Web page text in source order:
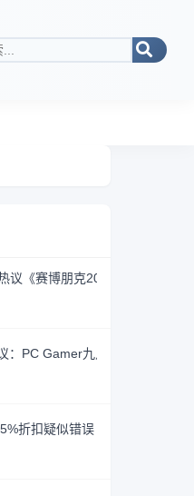
议《赛博朋克2077》女角色素
：PC Gamer九点提升用户体验
折扣疑似错误 价格创史低价